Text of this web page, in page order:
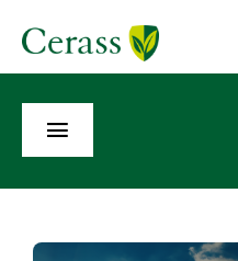
naar
Toggle
Producten
Verzekeringskaarten